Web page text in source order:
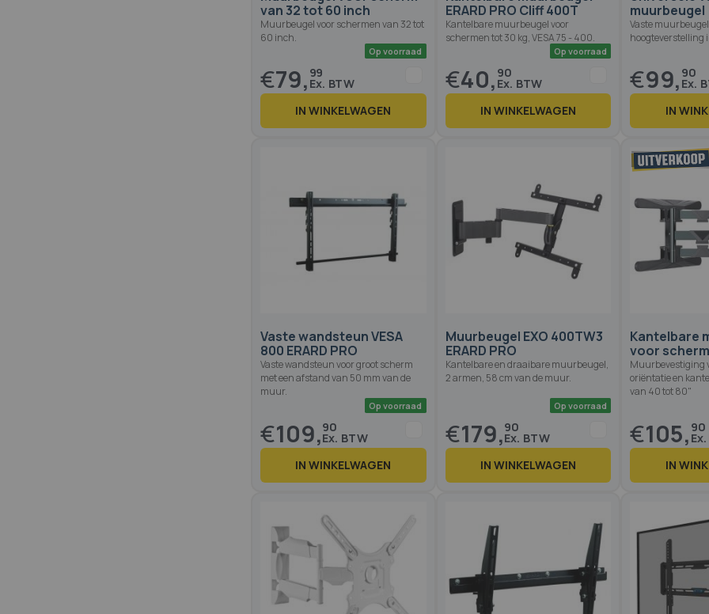
van 32 tot 60 inch
Muurbeugel voor schermen van 32 tot
60 inch.
€79, 99
IN WINKELWAGEN
ERARD PRO Cliff 400T
Kantelbare muurbeugel voor
schermen tot 30 kg, VESA 75 - 400.
€40, 90
IN WINKELWAGEN
muurbeugel
Vaste
hoogteverstelling
€99, 90
IN
Vaste wandsteun VESA
800 ERARD PRO
Vaste wandsteun voor groot scherm
met een afstand van 50 mm van de
muur.
€109,90
IN WINKELWAGEN
Muurbeugel EXO 400TW3
ERARD PRO
Kantelbare en draaibare muurbeugel,
2 armen, 58 cm van de muur.
€179,90
IN WINKELWAGEN
Kantelbare
voor
Muurbevestiging
oriëntatie en
van 40 tot 80"
€105, 90
IN